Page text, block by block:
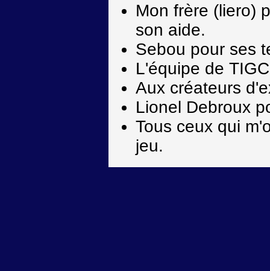
Mon frère (liero)
son aide.
Sebou pour ses
L'équipe de
Aux créateurs
Lionel Debroux
Tous ceux qui
jeu.